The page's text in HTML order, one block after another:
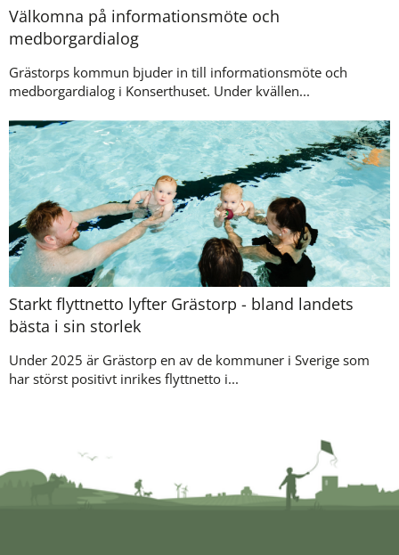
Välkomna på informationsmöte och
medborgardialog
Grästorps kommun bjuder in till informationsmöte och
medborgardialog i Konserthuset. Under kvällen...
Starkt flyttnetto lyfter Grästorp - bland landets
bästa i sin storlek
Under 2025 är Grästorp en av de kommuner i Sverige som
har störst positivt inrikes flyttnetto i...